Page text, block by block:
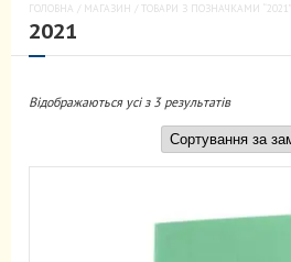
ГОЛОВНА / МАГАЗИН / ТОВАРИ З ПОЗНАЧКАМИ “2021”
2021
Відображаються усі з 3 результатів